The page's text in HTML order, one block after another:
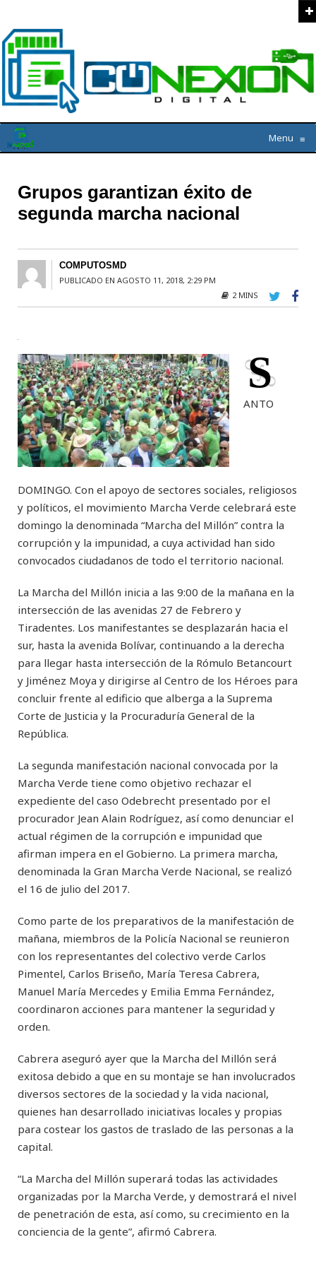
Menu ≡
Grupos garantizan éxito de
segunda marcha nacional
COMPUTOSMD
PUBLICADO EN AGOSTO 11, 2018, 2:29 PM
2 MINS
S
ANTO
DOMINGO. Con el apoyo de sectores sociales, religiosos
y políticos, el movimiento Marcha Verde celebrará este
domingo la denominada “Marcha del Millón” contra la
corrupción y la impunidad, a cuya actividad han sido
convocados ciudadanos de todo el territorio nacional.
La Marcha del Millón inicia a las 9:00 de la mañana en la
intersección de las avenidas 27 de Febrero y
Tiradentes. Los manifestantes se desplazarán hacia el
sur, hasta la avenida Bolívar, continuando a la derecha
para llegar hasta intersección de la Rómulo Betancourt
y Jiménez Moya y dirigirse al Centro de los Héroes para
concluir frente al edificio que alberga a la Suprema
Corte de Justicia y la Procuraduría General de la
República.
La segunda manifestación nacional convocada por la
Marcha Verde tiene como objetivo rechazar el
expediente del caso Odebrecht presentado por el
procurador Jean Alain Rodríguez, así como denunciar el
actual régimen de la corrupción e impunidad que
afirman impera en el Gobierno. La primera marcha,
denominada la Gran Marcha Verde Nacional, se realizó
el 16 de julio del 2017.
Como parte de los preparativos de la manifestación de
mañana, miembros de la Policía Nacional se reunieron
con los representantes del colectivo verde Carlos
Pimentel, Carlos Briseño, María Teresa Cabrera,
Manuel María Mercedes y Emilia Emma Fernández,
coordinaron acciones para mantener la seguridad y
orden.
Cabrera aseguró ayer que la Marcha del Millón será
exitosa debido a que en su montaje se han involucrados
diversos sectores de la sociedad y la vida nacional,
quienes han desarrollado iniciativas locales y propias
para costear los gastos de traslado de las personas a la
capital.
“La Marcha del Millón superará todas las actividades
organizadas por la Marcha Verde, y demostrará el nivel
de penetración de esta, así como, su crecimiento en la
conciencia de la gente”, afirmó Cabrera.